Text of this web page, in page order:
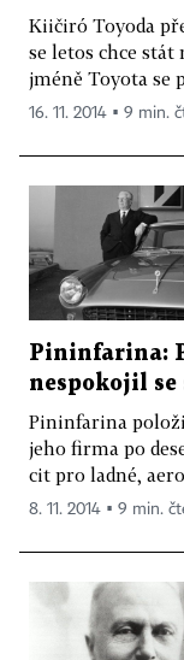
Kiičiró Toyoda
se letos chce stát
jméně Toyota se
16. 11. 2014 ▪ 9 min.
Pininfarina:
nespokojil se
Pininfarina
jeho firma po
cit pro ladné,
8. 11. 2014 ▪ 9 min.